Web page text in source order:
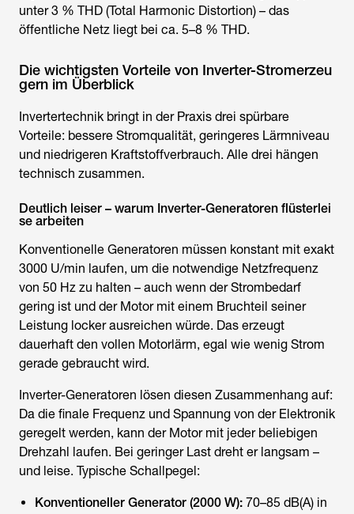
unter 3 % THD (Total Harmonic Distortion) – das
öffentliche Netz liegt bei ca. 5–8 % THD.
Die wichtigsten Vorteile von Inverter-Stromerzeu
gern im Überblick
Invertertechnik bringt in der Praxis drei spürbare
Vorteile: bessere Stromqualität, geringeres Lärmniveau
und niedrigeren Kraftstoffverbrauch. Alle drei hängen
technisch zusammen.
Deutlich leiser – warum Inverter-Generatoren flüsterlei
se arbeiten
Konventionelle Generatoren müssen konstant mit exakt
3000 U/min laufen, um die notwendige Netzfrequenz
von 50 Hz zu halten – auch wenn der Strombedarf
gering ist und der Motor mit einem Bruchteil seiner
Leistung locker ausreichen würde. Das erzeugt
dauerhaft den vollen Motorlärm, egal wie wenig Strom
gerade gebraucht wird.
Inverter-Generatoren lösen diesen Zusammenhang auf:
Da die finale Frequenz und Spannung von der Elektronik
geregelt werden, kann der Motor mit jeder beliebigen
Drehzahl laufen. Bei geringer Last dreht er langsam –
und leise. Typische Schallpegel:
Konventioneller Generator (2000 W): 70–85 dB(A) in